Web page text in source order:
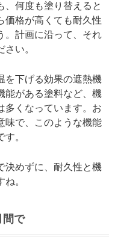
、何度も塗り替えると
価格が高くても耐久性
。計画に沿って、それ
い。
を下げる効果の遮熱機
能がある塗料など、機
多くなっています。お
味で、このような機能
。
決めずに、耐久性と機
。
間で